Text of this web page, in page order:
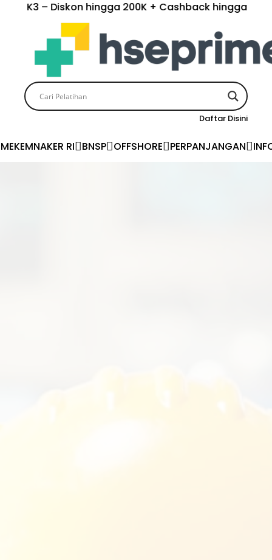
– Diskon hingga 200K + Cashback hingga 150K.
Daftar Disini
KEMNAKER RI BNSP OFFSHORE PERPANJANGAN